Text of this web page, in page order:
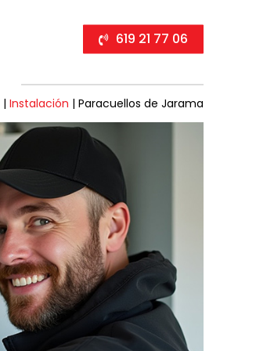
619 21 77 06
| Instalación | Paracuellos de Jarama